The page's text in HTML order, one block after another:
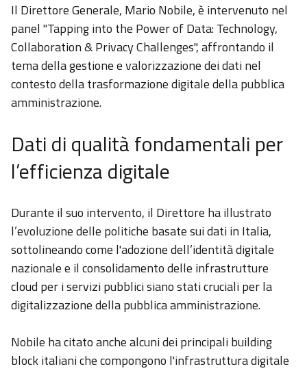
Il Direttore Generale, Mario Nobile, è intervenuto nel
panel "Tapping into the Power of Data: Technology,
Collaboration & Privacy Challenges", affrontando il
tema della gestione e valorizzazione dei dati nel
contesto della trasformazione digitale della pubblica
amministrazione.
Dati di qualità fondamentali per
l’efficienza digitale
Durante il suo intervento, il Direttore ha illustrato
l’evoluzione delle politiche basate sui dati in Italia,
sottolineando come l'adozione dell’identità digitale
nazionale e il consolidamento delle infrastrutture
cloud per i servizi pubblici siano stati cruciali per la
digitalizzazione della pubblica amministrazione.
Nobile ha citato anche alcuni dei principali building
block italiani che compongono l'infrastruttura digitale